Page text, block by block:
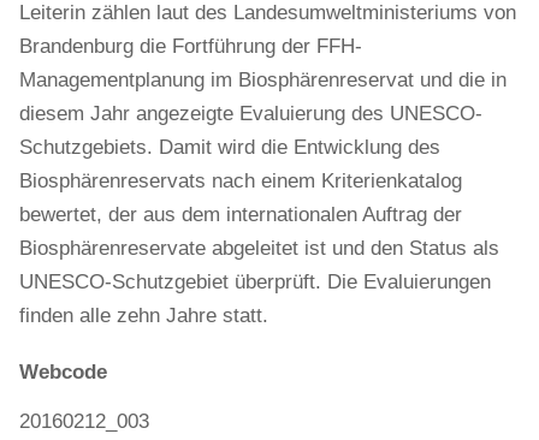
Leiterin zählen laut des Landesumweltministeriums von
Brandenburg die Fortführung der FFH-
Managementplanung im Biosphärenreservat und die in
diesem Jahr angezeigte Evaluierung des UNESCO-
Schutzgebiets. Damit wird die Entwicklung des
Biosphärenreservats nach einem Kriterienkatalog
bewertet, der aus dem internationalen Auftrag der
Biosphärenreservate abgeleitet ist und den Status als
UNESCO-Schutzgebiet überprüft. Die Evaluierungen
finden alle zehn Jahre statt.
Webcode
20160212_003